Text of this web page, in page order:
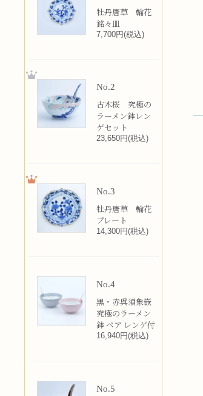
牡丹唐草 輪花
銘々皿
7,700円(税込)
No.2
古木桜 究極の
ラーメン鉢レン
ゲセット
23,650円(税込)
No.3
牡丹唐草 輪花
プレート
14,300円(税込)
No.4
黒・赤呉須象嵌
究極のラーメン
鉢 ペア レンゲ付
16,940円(税込)
No.5